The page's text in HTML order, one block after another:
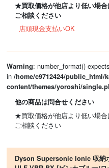
★買取価格が他店より低い場
ご相談ください
店頭現金支払いOK
Warning: number_format()
in /home/c9712424/
content/themes/yoroshi/
他の商品は問合せください
★買取価格が他店より低い場
ご相談ください
Dyson Supersonic Ionic 収納